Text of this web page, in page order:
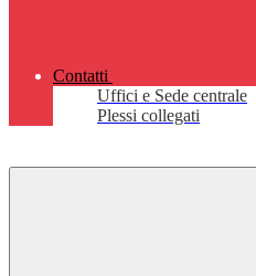
Contatti
Uffici e Sede centrale
Plessi collegati